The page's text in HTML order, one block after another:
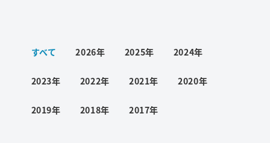
お問い合わせ
プライバシーポリシー
すべて 2026年 2025年 2024年
2023年 2022年 2021年 2020年
2019年 2018年 2017年